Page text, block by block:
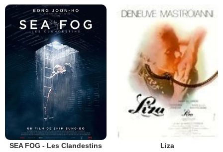
SEA FOG - Les Clandestins Liza